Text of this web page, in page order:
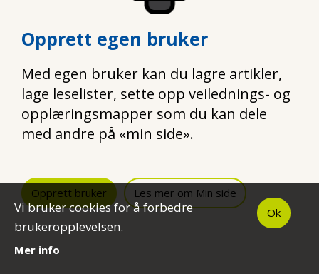
Opprett egen bruker
Med egen bruker kan du lagre artikler,
lage leselister, sette opp veilednings- og
opplæringsmapper som du kan dele
med andre på «min side».
Opprett bruker Les mer om Min side
Vi bruker cookies for å forbedre
brukeropplevelsen.
Mer info
Ok